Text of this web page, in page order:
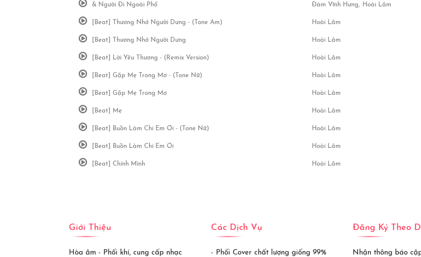
& Người Đi Ngoài Phố
Đàm Vĩnh Hưng, Hoài Lâm
[Beat] Thương Nhớ Người Dưng - (Tone Am) Hoài Lâm
[Beat] Thương Nhớ Người Dưng Hoài Lâm
[Beat] Lời Yêu Thương - (Remix Version) Hoài Lâm
[Beat] Gặp Mẹ Trong Mơ - (Tone Nữ) Hoài Lâm
[Beat] Gặp Mẹ Trong Mơ Hoài Lâm
[Beat] Mẹ Hoài Lâm
[Beat] Buồn Làm Chi Em Ơi - (Tone Nữ) Hoài Lâm
[Beat] Buồn Làm Chi Em Ơi Hoài Lâm
[Beat] Chính Mình Hoài Lâm
Giới Thiệu
Hòa âm - Phối khí, cung cấp nhạc
Các Dịch Vụ
- Phối Cover chất lượng giống 99%
Đăng Ký Theo
Nhận thông báo